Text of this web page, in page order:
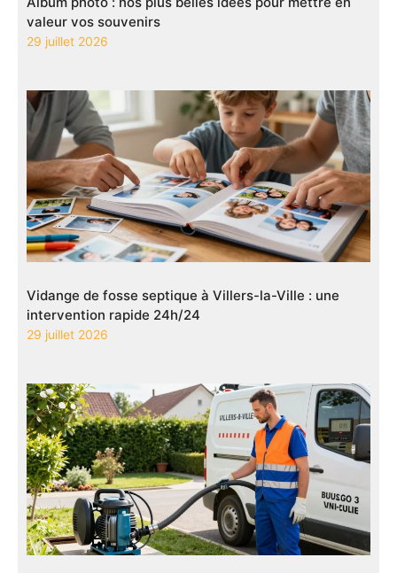
valeur vos souvenirs
29 juillet 2026
Vidange de fosse septique à Villers-la-Ville : une
intervention rapide 24h/24
29 juillet 2026